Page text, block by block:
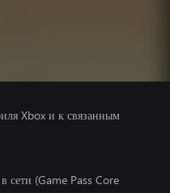
Xbox и к связанным
сети (Game Pass Core